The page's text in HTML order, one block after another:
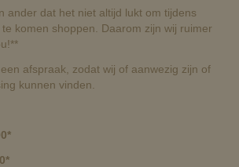
ander dat het niet altijd lukt om tijdens
komen shoppen. Daarom zijn wij ruimer
afspraak, zodat wij of aanwezig zijn of
kunnen vinden.